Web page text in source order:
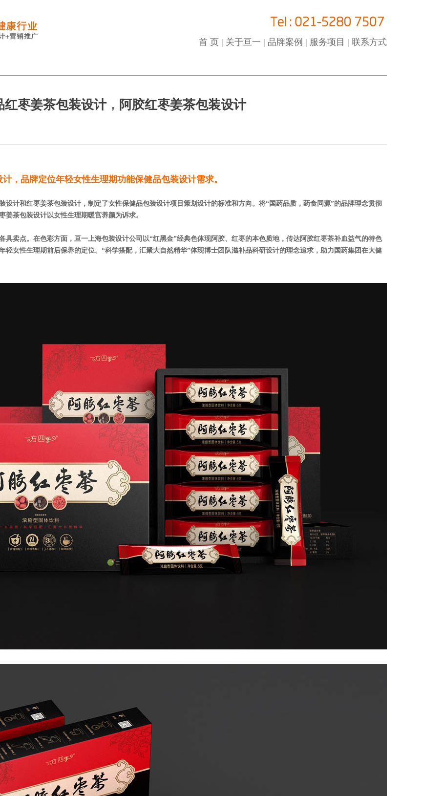
首 页 | 关于亘一 | 品牌案例 | 服务项目 | 联系方式
红枣姜茶包装设计， 阿胶红枣姜茶包装设计
计，品牌定位年轻女性生理期功能保健品包装设计需求。
计和红枣姜茶包装设计，制定了女性保健品包装设计项目策划设计的标准和方向。将“国药品质，药食同源”的品牌理念贯彻
茶包装设计以女性生理期暖宫养颜为诉求。
卖点。在色彩方面，亘一上海包装设计公司以“红黑金”经典色体现阿胶、红枣的本色质地，传达阿胶红枣茶补血益气的特色
女性生理期前后保养的定位。“科学搭配，汇聚大自然精华”体现博士团队滋补品科研设计的理念追求，助力国药集团在大健